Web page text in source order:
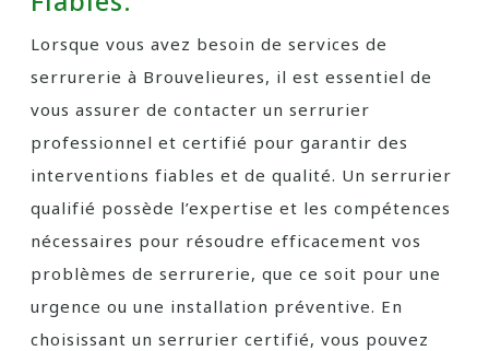
Lorsque vous avez besoin de services de
serrurerie à Brouvelieures, il est essentiel de
vous assurer de contacter un serrurier
professionnel et certifié pour garantir des
interventions fiables et de qualité. Un serrurier
qualifié possède l’expertise et les compétences
nécessaires pour résoudre efficacement vos
problèmes de serrurerie, que ce soit pour une
urgence ou une installation préventive. En
choisissant un serrurier certifié, vous pouvez